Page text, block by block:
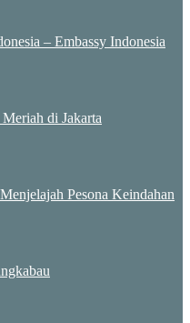
– Embassy Indonesia
di Jakarta
Pesona Keindahan